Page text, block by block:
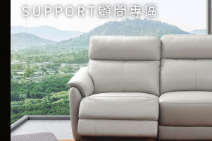
SUPPORT顧問專區